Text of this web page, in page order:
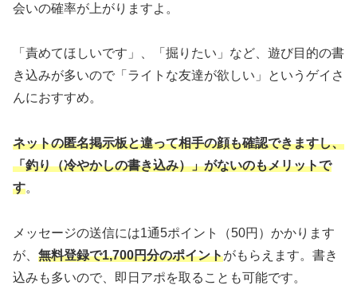
会いの確率が上がりますよ。
「責めてほしいです」、「掘りたい」など、遊び目的の書
き込みが多いので「ライトな友達が欲しい」というゲイさ
んにおすすめ。
ネットの匿名掲示板と違って相手の顔も確認できますし、
「釣り（冷やかしの書き込み）」がないのもメリットで
す。
メッセージの送信には1通5ポイント（50円）かかります
が、 無料登録で1,700円分のポイントがもらえます。書き
込みも多いので、即日アポを取ることも可能です。